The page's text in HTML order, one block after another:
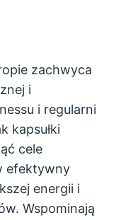
zachwyca
i
i regularni
kapsułki
cele
efektywny
energii i
Wspominają